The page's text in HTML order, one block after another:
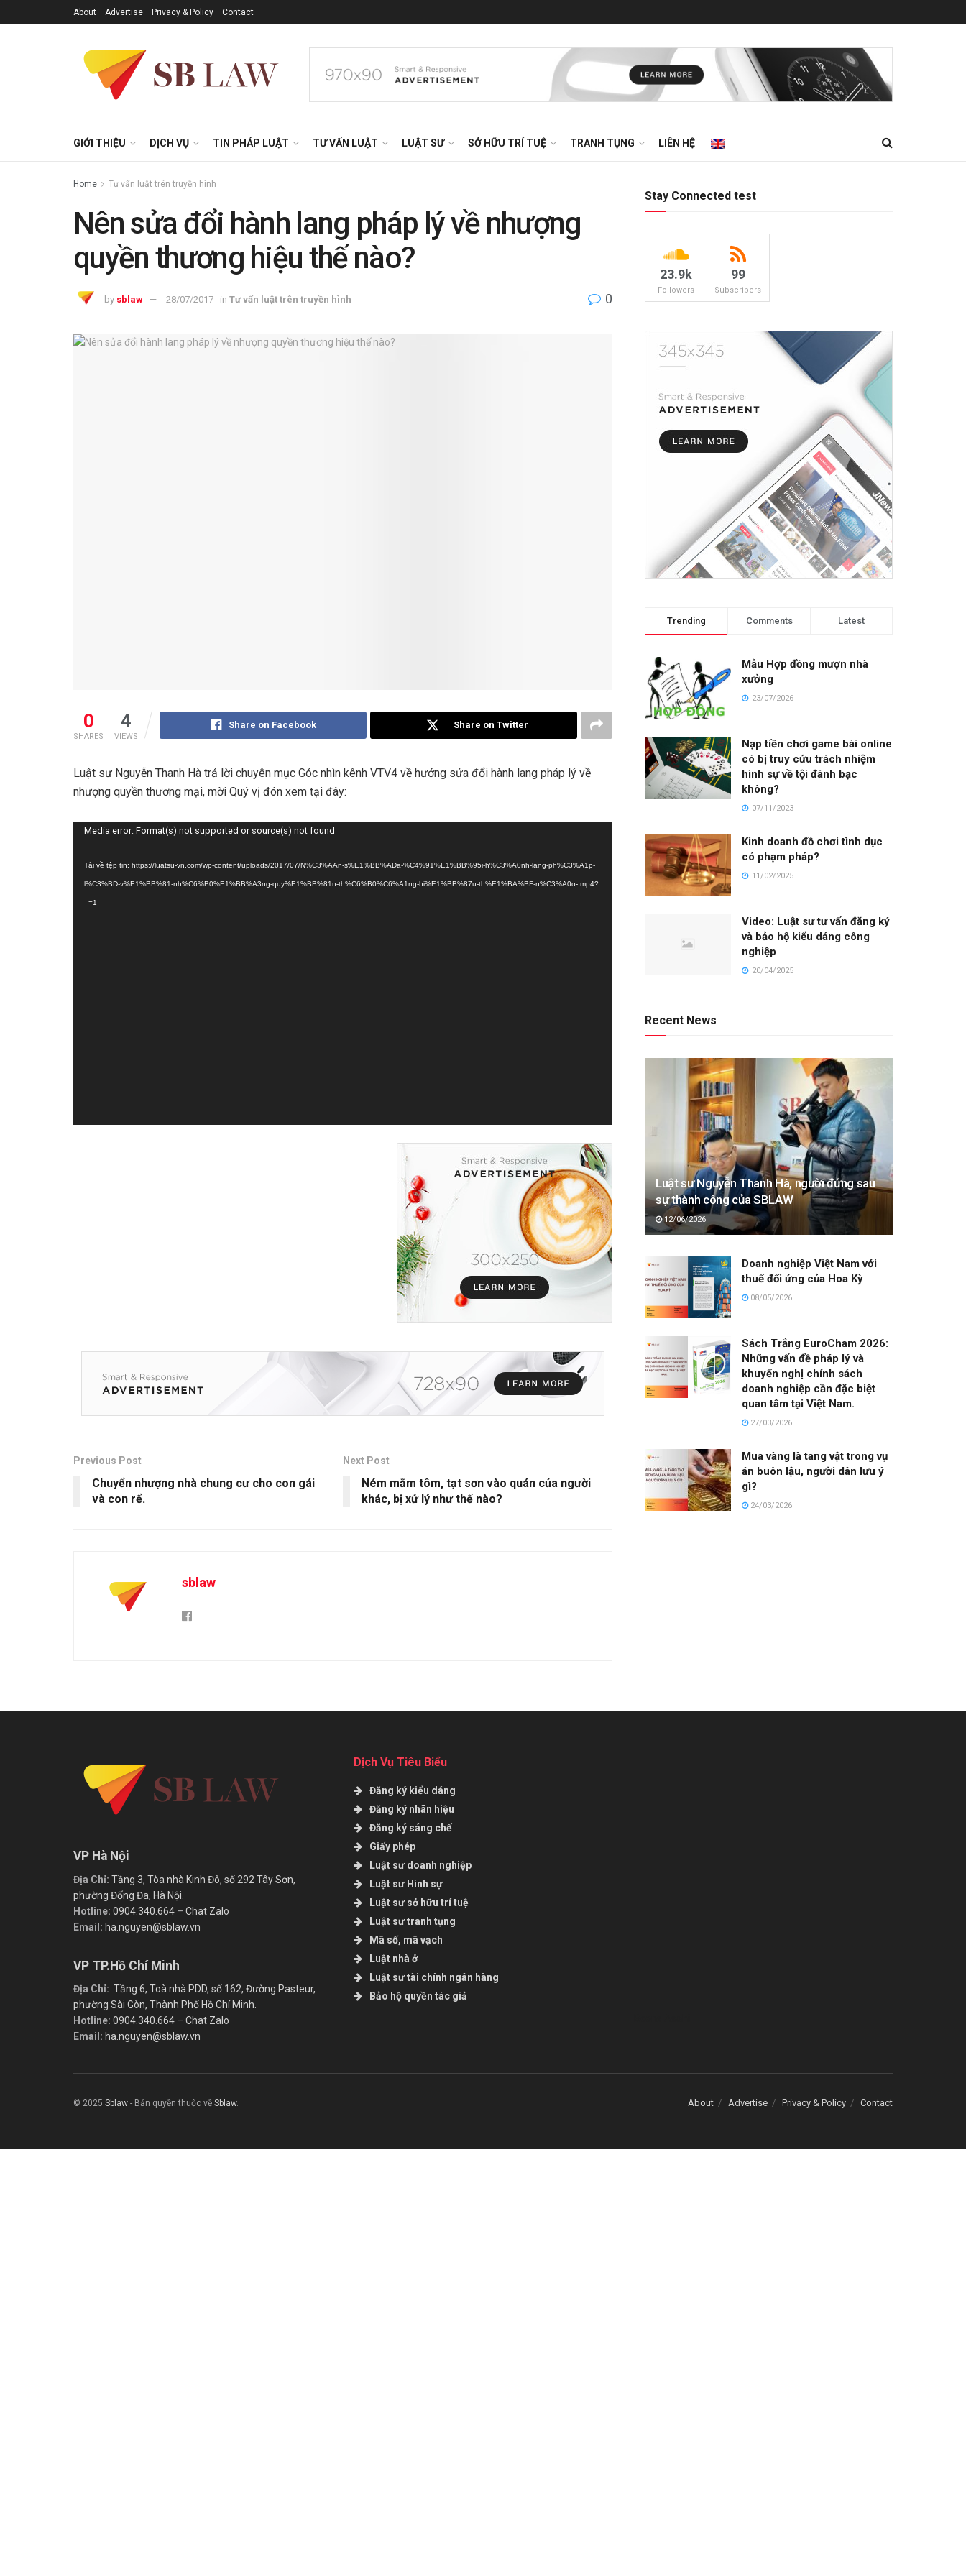
About Advertise Privacy & Policy Contact
GIỚI THIỆU DỊCH VỤ TIN PHÁP LUẬT TƯ VẤN LUẬT LUẬT SƯ SỞ HỮU TRÍ TUỆ TRANH TỤNG LIÊN HỆ
Home Tư vấn luật trên truyền hình
Nên sửa đổi hành lang pháp lý về nhượng
quyền thương hiệu thế nào?
by sblaw 28/07/2017 in Tư vấn luật trên truyền hình 0
0
SHARES
4
VIEWS
Share on Facebook Share on Twitter
Luật sư Nguyễn Thanh Hà trả lời chuyên mục Góc nhìn kênh VTV4 về hướng sửa đổi hành lang pháp lý về
nhượng quyền thương mại, mời Quý vị đón xem tại đây:
Trình
Video
Media error: Format(s) not supported or source(s) not found
Tải về tệp tin: https://luatsu-vn.com/wp-content/uploads/2017/07/N%C3%AAn-s%E1%BB%ADa-%C4%91%E1%BB%95i-h%C3%A0nh-lang-ph%C3%A1p-
l%C3%BD-v%E1%BB%81-nh%C6%B0%E1%BB%A3ng-quy%E1%BB%81n-th%C6%B0%C6%A1ng-hi%E1%BB%87u-th%E1%BA%BF-n%C3%A0o-.mp4?
_=1
Previous Post
Chuyển nhượng nhà chung cư cho con gái
và con rể.
Next Post
Ném mắm tôm, tạt sơn vào quán của người
khác, bị xử lý như thế nào?
sblaw
Stay Connected test
23.9k
Followers
99
Subscribers
Trending Comments Latest
Mẫu Hợp đồng mượn nhà
xưởng
23/07/2026
Nạp tiền chơi game bài online
có bị truy cứu trách nhiệm
hình sự về tội đánh bạc
không?
07/11/2023
Kinh doanh đồ chơi tình dục
có phạm pháp?
11/02/2025
Video: Luật sư tư vấn đăng ký
và bảo hộ kiểu dáng công
nghiệp
20/04/2025
Recent News
Luật sư Nguyễn Thanh Hà, người đứng sau
sự thành công của SBLAW
12/06/2026
Doanh nghiệp Việt Nam với
thuế đối ứng của Hoa Kỳ
08/05/2026
Sách Trắng EuroCham 2026:
Những vấn đề pháp lý và
khuyến nghị chính sách
doanh nghiệp cần đặc biệt
quan tâm tại Việt Nam.
27/03/2026
Mua vàng là tang vật trong vụ
án buôn lậu, người dân lưu ý
gì?
24/03/2026
VP Hà Nội
Địa Chỉ: Tầng 3, Tòa nhà Kinh Đô, số 292 Tây Sơn,
phường Đống Đa, Hà Nội.
Hotline: 0904.340.664 – Chat Zalo
Email: ha.nguyen@sblaw.vn
VP TP.Hồ Chí Minh
Địa Chỉ: Tầng 6, Toà nhà PDD, số 162, Đường Pasteur,
phường Sài Gòn, Thành Phố Hồ Chí Minh.
Hotline: 0904.340.664 – Chat Zalo
Email: ha.nguyen@sblaw.vn
Dịch Vụ Tiêu Biểu
Đăng ký kiểu dáng
Đăng ký nhãn hiệu
Đăng ký sáng chế
Giấy phép
Luật sư doanh nghiệp
Luật sư Hình sự
Luật sư sở hữu trí tuệ
Luật sư tranh tụng
Mã số, mã vạch
Luật nhà ở
Luật sư tài chính ngân hàng
Bảo hộ quyền tác giả
About Advertise Privacy & Policy Contact
© 2025 Sblaw - Bản quyền thuộc về Sblaw.